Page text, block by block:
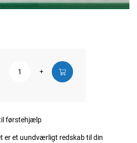
+
førstehjælp
er et uundværligt redskab til din